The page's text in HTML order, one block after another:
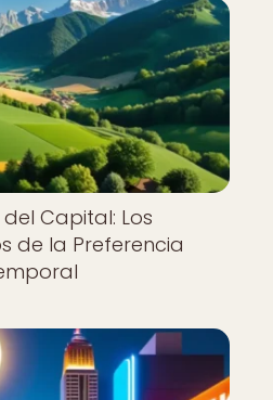
Capital: Los
de la Preferencia